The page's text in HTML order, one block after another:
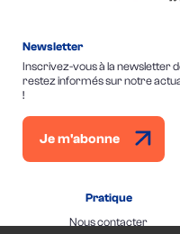
Newsletter
Inscrivez-vous à la newsletter
restez informés sur notre
!
Je m'abonne
Pratique
Nous contacter